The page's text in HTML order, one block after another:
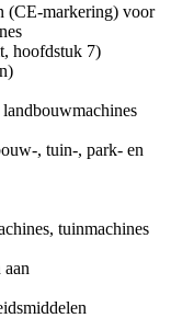
(CE-markering) voor
hoofdstuk 7)
, tuin-, park- en
tuinmachines